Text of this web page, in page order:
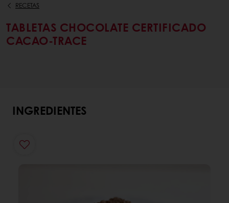
RECETAS
TABLETAS CHOCOLATE CERTIFICADO
CACAO-TRACE
INGREDIENTES